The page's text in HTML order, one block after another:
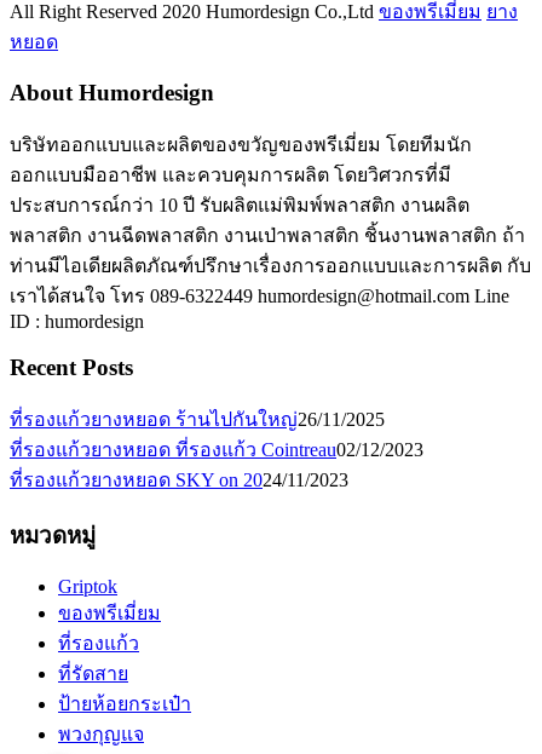
All Right Reserved 2020 Humordesign Co.,Ltd ของพรีเมี่ยม ยาง
หยอด
About Humordesign
บริษัทออกแบบและผลิตของขวัญของพรีเมี่ยม โดยทีมนัก
ออกแบบมืออาชีพ และควบคุมการผลิต โดยวิศวกรที่มี
ประสบการณ์กว่า 10 ปี รับผลิตแม่พิมพ์พลาสติก งานผลิต
พลาสติก งานฉีดพลาสติก งานเป่าพลาสติก ชิ้นงานพลาสติก ถ้า
ท่านมีไอเดียผลิตภัณฑ์ปรึกษาเรื่องการออกแบบและการผลิต กับ
เราได้สนใจ โทร 089-6322449 humordesign@hotmail.com Line
ID : humordesign
Recent Posts
ที่รองแก้วยางหยอด ร้านไปกันใหญ่26/11/2025
ที่รองแก้วยางหยอด ที่รองแก้ว Cointreau02/12/2023
ที่รองแก้วยางหยอด SKY on 2024/11/2023
หมวดหมู่
Griptok
ของพรีเมี่ยม
ที่รองแก้ว
ที่รัดสาย
ป้ายห้อยกระเป๋า
พวงกุญแจ